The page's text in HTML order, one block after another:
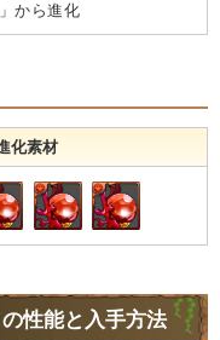
から進化
化素材
性能と入手方法